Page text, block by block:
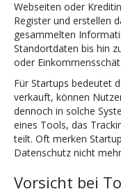
Webseiten oder
Register und erstellen
gesammelten
Standortdaten bis hin
oder
Für Startups bedeutet
verkauft, können
dennoch in solche
eines Tools, das
teilt. Oft merken
Datenschutz nicht
Vorsicht bei